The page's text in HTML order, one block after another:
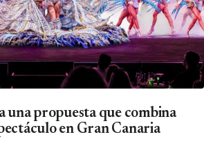
una propuesta que combina
en Gran Canaria